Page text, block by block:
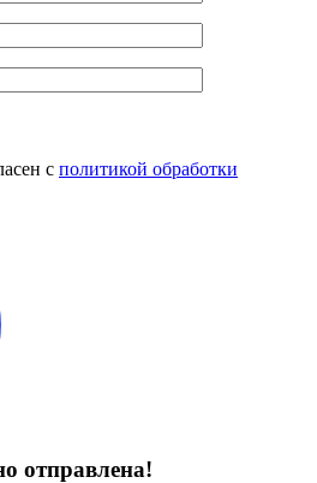
с политикой обработки
отправлена!